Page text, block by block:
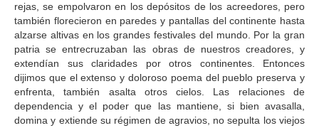
rejas, se empolvaron en los depósitos de los acreedores, pero
también florecieron en paredes y pantallas del continente hasta
alzarse altivas en los grandes festivales del mundo. Por la gran
patria se entrecruzaban las obras de nuestros creadores, y
extendían sus claridades por otros continentes. Entonces
dijimos que el extenso y doloroso poema del pueblo preserva y
enfrenta, también asalta otros cielos. Las relaciones de
dependencia y el poder que las mantiene, si bien avasalla,
domina y extiende su régimen de agravios, no sepulta los viejos